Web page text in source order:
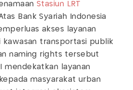
Stasiun LRT
Bank Syariah Indonesia
akses layanan
kawasan transportasi publik
naming rights tersebut
mendekatkan layanan
masyarakat urban